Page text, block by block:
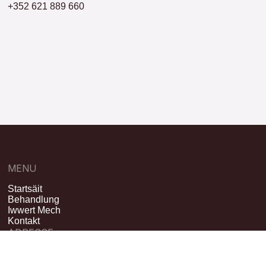
+352 621 889 660
MENU
Startsäit
Behandlung
Iwwert Mech
Kontakt
ADRESSE